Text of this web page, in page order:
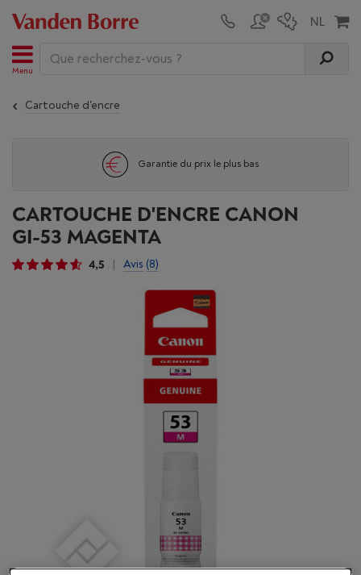
Menu
Cartouche d'encre
Garantie du prix le plus bas
CARTOUCHE D'ENCRE CANON
GI-53 MAGENTA
4,5 Avis (8)